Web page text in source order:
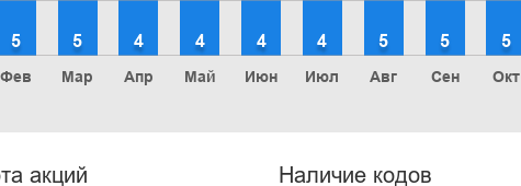
Фев
5
Мар
5
Апр
4
Май
4
Июн
4
Июл
4
Авг
5
Сен
5
Окт
5
акций
Наличие кодов